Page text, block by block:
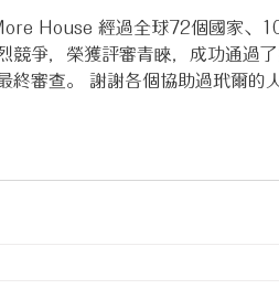
House 經過全球72個國家、
競爭，榮獲評審青睞，成功通過
終審查。 謝謝各個協助過玳爾的